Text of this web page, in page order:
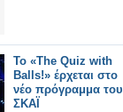
Το «The Quiz with
Balls!» έρχεται στο
νέο πρόγραμμα του
ΣΚΑΪ